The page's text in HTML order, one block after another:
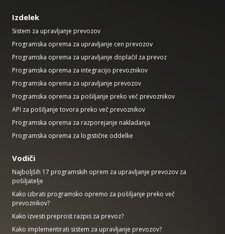
Izdelek
Sistem za upravljanje prevozov
Programska oprema za upravljanje cen prevozov
Programska oprema za upravljanje doplačil za prevoz
Programska oprema za integracijo prevoznikov
Programska oprema za upravljanje prevozov
Programska oprema za pošiljanje preko več prevoznikov
API za pošiljanje tovora preko več prevoznikov
Programska oprema za razporejanje nakladanja
Programska oprema za logistične oddelke
Vodiči
Najboljših 17 programskih oprem za upravljanje prevozov za
pošiljatelje
Kako izbrati programsko opremo za pošiljanje preko več
prevoznikov?
Kako izvesti preprost razpis za prevoz?
Kako implementirati sistem za upravljanje prevozov?